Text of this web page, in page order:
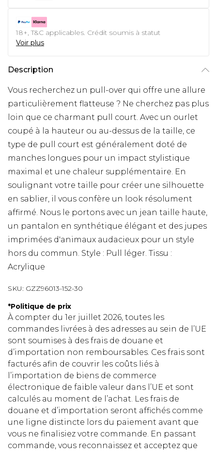
18+, T&C applicables. Crédit soumis à statut
Voir plus
Description
Vous recherchez un pull-over qui offre une allure
particulièrement flatteuse ? Ne cherchez pas plus
loin que ce charmant pull court. Avec un ourlet
coupé à la hauteur ou au-dessus de la taille, ce
type de pull court est généralement doté de
manches longues pour un impact stylistique
maximal et une chaleur supplémentaire. En
soulignant votre taille pour créer une silhouette
en sablier, il vous confère un look résolument
affirmé. Nous le portons avec un jean taille haute,
un pantalon en synthétique élégant et des jupes
imprimées d'animaux audacieux pour un style
hors du commun. Style : Pull léger. Tissu :
Acrylique
SKU: GZZ96013-152-30
*Politique de prix
À compter du 1er juillet 2026, toutes les
commandes livrées à des adresses au sein de l’UE
sont soumises à des frais de douane et
d’importation non remboursables. Ces frais sont
facturés afin de couvrir les coûts liés à
l’importation de biens de commerce
électronique de faible valeur dans l’UE et sont
calculés au moment de l’achat. Les frais de
douane et d’importation seront affichés comme
une ligne distincte lors du paiement avant que
vous ne finalisiez votre commande. En passant
commande, vous reconnaissez et acceptez que